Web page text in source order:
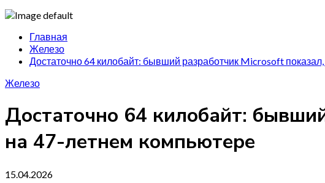
Главная
Железо
Достаточно 64 килобайт: бывший разработчик Microsoft
Железо
Достаточно 64 килобайт:
на 47-летнем компьютере
15.04.2026